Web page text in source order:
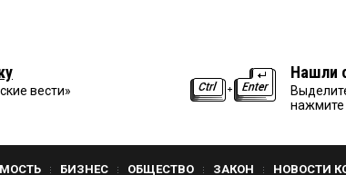
вести»
Нашли
нажмите
БИЗНЕС ОБЩЕСТВО ЗАКОН НОВОСТИ